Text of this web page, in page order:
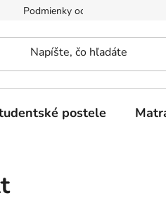
Podmienky ochrany osobných
postele